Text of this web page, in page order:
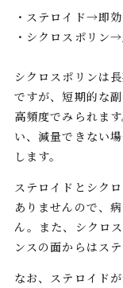
・ステロイド→即
・シクロスポリン
シクロスポリンは
ですが、短期的な
高頻度でみられま
い、減量できない
します。
ステロイドとシク
ありませんので、
ん。また、シクロ
ンスの面からはス
なお、ステロイド